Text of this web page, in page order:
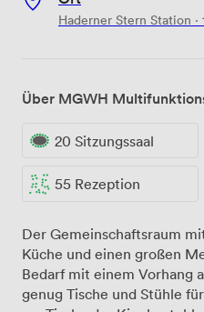
Haderner Stern Station ·
Über MGWH
20 Sitzungssaal
55 Rezeption
Der Gemeinschaftsraum
Küche und einen großen
Bedarf mit einem Vorhang
genug Tische und Stühle